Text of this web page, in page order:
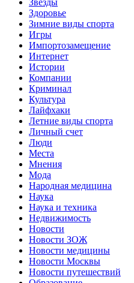
Здоровье
Зимние виды спорта
Игры
Импортозамещение
Интернет
Истории
Компании
Криминал
Культура
Лайфхаки
Летние виды спорта
Личный счет
Люди
Места
Мнения
Мода
Народная медицина
Наука
Наука и техника
Недвижимость
Новости
Новости ЗОЖ
Новости медицины
Новости Москвы
Новости путешествий